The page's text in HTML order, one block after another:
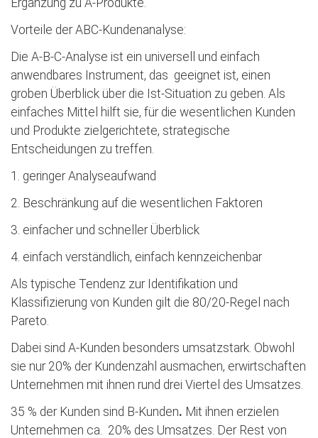
Ergänzung zu A-Produkte.
Vorteile der ABC-Kundenanalyse:
Die A-B-C-Analyse ist ein universell und einfach
anwendbares Instrument, das geeignet ist, einen
groben Überblick über die Ist-Situation zu geben. Als
einfaches Mittel hilft sie, für die wesentlichen Kunden
und Produkte zielgerichtete, strategische
Entscheidungen zu treffen.
1. geringer Analyseaufwand
2. Beschränkung auf die wesentlichen Faktoren
3. einfacher und schneller Überblick
4. einfach verständlich, einfach kennzeichenbar
Als typische Tendenz zur Identifikation und
Klassifizierung von Kunden gilt die 80/20-Regel nach
Pareto.
Dabei sind A-Kunden besonders umsatzstark. Obwohl
sie nur 20% der Kundenzahl ausmachen, erwirtschaften
Unternehmen mit ihnen rund drei Viertel des Umsatzes.
35 % der Kunden sind B-Kunden. Mit ihnen erzielen
Unternehmen ca. 20% des Umsatzes. Der Rest von